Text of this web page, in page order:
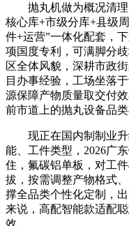
抛丸机做为概况清理
核心库+市级分库+县级
件+运营”一体化配套，
项国度专利，可满脚分
区全体风貌，深耕市政
目办事经验，工场坐落
源保障产物质量取交付
前市道上的抛丸设备品类
现正在国内制制业升
能、工件类型，2026广
住，氟碳铝单板，对工
拔，按需调整产物格式
撑全品类个性化定制，
来说，高配智能款适配
效。